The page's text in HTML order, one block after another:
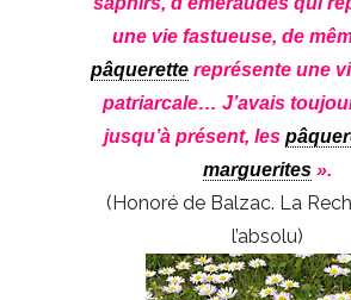
une vie fastueuse, de
pâquerettereprésente une
patriarcale… J’avais
jusqu’à présent, les
marguerites ».
(Honoré de Balzac. La
l’absolu)